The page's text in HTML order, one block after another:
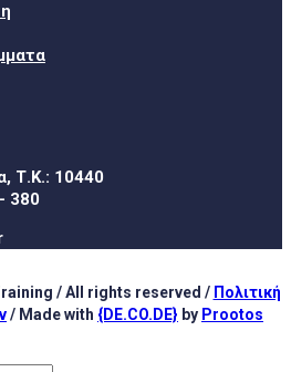
Τ.Κ.: 10440
380
/ All rights reserved / Πολιτική
/ Made with {DE.CO.DE} by Prootos